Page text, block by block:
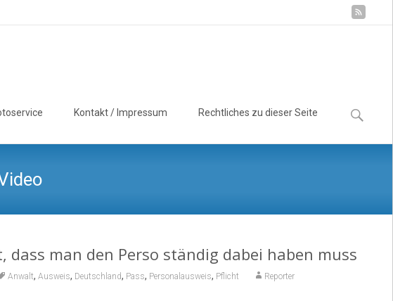
Kontakt / Impressum Rechtliches zu dieser Seite
Suchen
nach:
man den Perso ständig dabei haben muss
Anwalt, Ausweis, Deutschland, Pass, Personalausweis, Pflicht Reporter